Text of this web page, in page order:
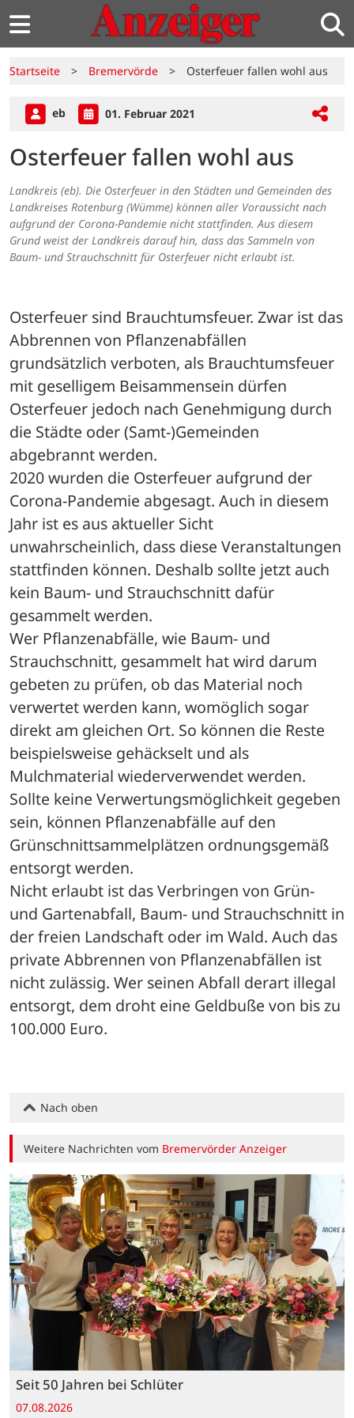
Startseite > Bremervörde > Osterfeuer fallen wohl aus
eb 01. Februar 2021
Osterfeuer fallen wohl aus
Landkreis (eb). Die Osterfeuer in den Städten und Gemeinden des
Landkreises Rotenburg (Wümme) können aller Voraussicht nach
aufgrund der Corona-Pandemie nicht stattfinden. Aus diesem
Grund weist der Landkreis darauf hin, dass das Sammeln von
Baum- und Strauchschnitt für Osterfeuer nicht erlaubt ist.
Osterfeuer sind Brauchtumsfeuer. Zwar ist das
Abbrennen von Pflanzenabfällen
grundsätzlich verboten, als Brauchtumsfeuer
mit geselligem Beisammensein dürfen
Osterfeuer jedoch nach Genehmigung durch
die Städte oder (Samt-)Gemeinden
abgebrannt werden.
2020 wurden die Osterfeuer aufgrund der
Corona-Pandemie abgesagt. Auch in diesem
Jahr ist es aus aktueller Sicht
unwahrscheinlich, dass diese Veranstaltungen
stattfinden können. Deshalb sollte jetzt auch
kein Baum- und Strauchschnitt dafür
gesammelt werden.
Wer Pflanzenabfälle, wie Baum- und
Strauchschnitt, gesammelt hat wird darum
gebeten zu prüfen, ob das Material noch
verwertet werden kann, womöglich sogar
direkt am gleichen Ort. So können die Reste
beispielsweise gehäckselt und als
Mulchmaterial wiederverwendet werden.
Sollte keine Verwertungsmöglichkeit gegeben
sein, können Pflanzenabfälle auf den
Grünschnittsammelplätzen ordnungsgemäß
entsorgt werden.
Nicht erlaubt ist das Verbringen von Grün-
und Gartenabfall, Baum- und Strauchschnitt in
der freien Landschaft oder im Wald. Auch das
private Abbrennen von Pflanzenabfällen ist
nicht zulässig. Wer seinen Abfall derart illegal
entsorgt, dem droht eine Geldbuße von bis zu
100.000 Euro.
Nach oben
Weitere Nachrichten vom Bremervörder Anzeiger
Seit 50 Jahren bei Schlüter
07.08.2026